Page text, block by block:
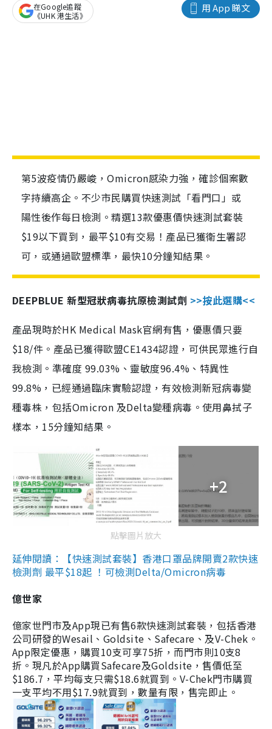
用 App 睇文
在Google追蹤
《UHK 港生活》
第5波疫情仍嚴峻，Omicron感染力強，確診個案數
字持續高企。不少市民購買快速測試「看門口」或
陽性後作每日檢測。精選13款優惠價快速測試套裝
$19以下買到，最平$10有交易！產品已獲衛生署認
可，或通過歐盟標準，最快10分鐘知結果。
DEEPBLUE 新型冠狀病毒抗原檢測試劑 >>按此選購<<
產品現時於HK Medical Mask官網有售，優惠價只要
$18/件。產品已獲得歐盟CE1434認證，可供民眾進行自
我檢測。準確度 99.03%、靈敏度96.4%、特異性
99.8%，已經通過臨床實驗認證，有效檢測新冠病毒變
種毒株，包括Omicron 及Delta變種病毒。使用鼻拭子
樣本，15分鐘知結果。
+2
點擊圖片放大
延伸閱讀：【快速測試套裝】香港口罩品牌開賣2款快速
檢測劑 最平$18起 ！可檢測Delta/Omicron病毒
億世家
億家世門市及App現已有售6款快速測試套裝，包括香港
公司研發的Wesail、Goldsite、Safecare、及V-Chek。
App限定優惠，購買10支可享75折，而門市則10支8
折。現凡於App購買Safecare及Goldsite，售價低至
$186.7，平均每支只需$18.6就買到。V-Chek門市購買
一支平均不用$17.9就買到，數量有限，售完即止。